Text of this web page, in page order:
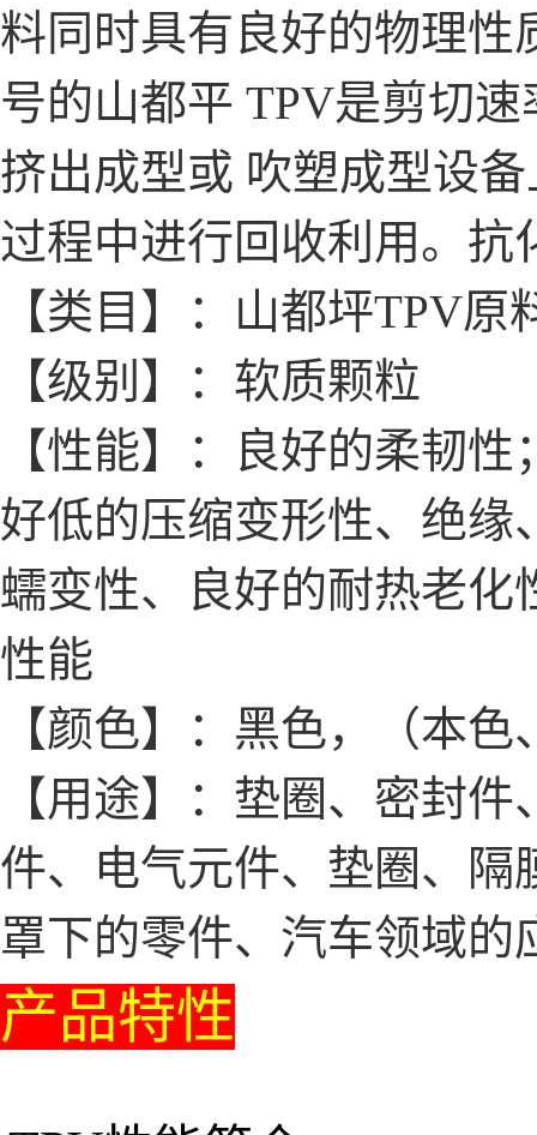
料同时具有良好的物理性
号的山都平 TPV是剪切
挤出成型或 吹塑成型设
过程中进行回收利用。抗
【类目】：山都坪TPV原
【级别】：软质颗粒
【性能】：良好的柔韧
好低的压缩变形性、绝缘
蠕变性、良好的耐热老化
性能
【颜色】：黑色，（本色
【用途】：垫圈、密封
件、电气元件、垫圈、隔
罩下的零件、汽车领域
产品特性